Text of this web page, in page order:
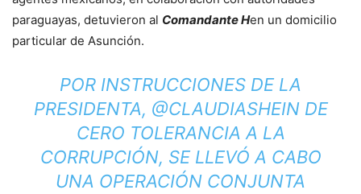
paraguayas, detuvieron al Comandante Hen un domicilio
particular de Asunción.
POR INSTRUCCIONES DE LA
PRESIDENTA, @CLAUDIASHEIN DE
CERO TOLERANCIA A LA
CORRUPCIÓN, SE LLEVÓ A CABO
UNA OPERACIÓN CONJUNTA